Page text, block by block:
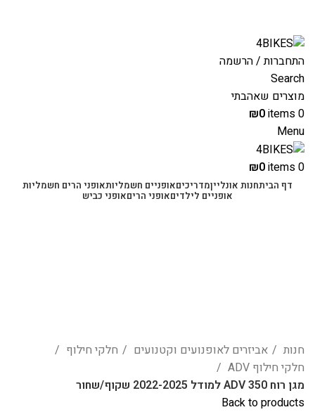
התחברות / הרשמה
Search
מוצרים שאהבתי
0
items
₪0
Menu
0
items
₪0
דף הביתחנות אונלייןמדריכיםאופניים חשמליותאופני הרים חשמליות
אופניים לילדיםאופני הריםאופני כביש
חנות אביזרים לאופנועים וקטנועים
חלקי חילוף
חלקי חילוף ADV
מגן רוח ADV 350 למודל 2022-2025 שקוף/שחור
Back to products